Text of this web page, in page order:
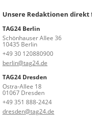
Unsere Redaktionen direkt
TAG24 Berlin
Schönhauser Allee 36
10435 Berlin
+49 30 120880900
berlin@tag24.de
TAG24 Dresden
Ostra-Allee 18
01067 Dresden
+49 351 888-2424
dresden@tag24.de